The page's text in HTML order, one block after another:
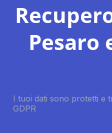
Pesaro